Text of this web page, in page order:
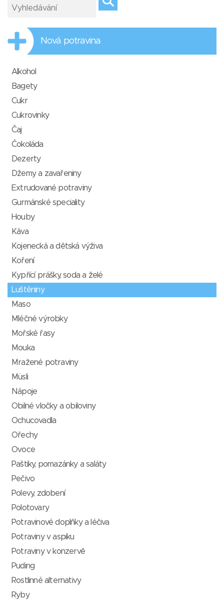
Nová potravina
Alkohol
Bagety
Cukr
Cukrovinky
Čaj
Čokoláda
Dezerty
Džemy a zavařeniny
Extrudované potraviny
Gurmánské speciality
Houby
Káva
Kojenecká a dětská výživa
Koření
Kypřící prášky, soda a želé
Luštěniny
Maso
Mléčné výrobky
Mořské řasy
Mouka
Mražené potraviny
Müsli
Nápoje
Obilné vločky a obiloviny
Ochucovadla
Ořechy
Ovoce
Paštiky, pomazánky a saláty
Pečivo
Polevy, zdobení
Polotovary
Potravinové doplňky a léčiva
Potraviny v aspiku
Potraviny v konzervě
Puding
Rostlinné alternativy
Ryby